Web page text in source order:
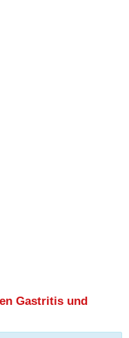
Gastritis und